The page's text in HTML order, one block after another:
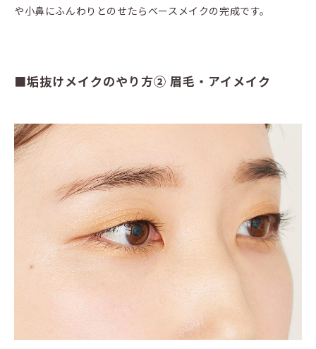
や小鼻にふんわりとのせたらベースメイクの完成です。
■垢抜けメイクのやり方② 眉毛・アイメイク